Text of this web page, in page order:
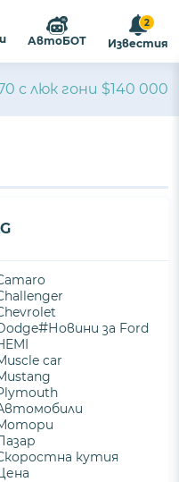
АвтоБОТ
2
Известия
с люк гони $140 000
#Новини за Ford
car
кутия